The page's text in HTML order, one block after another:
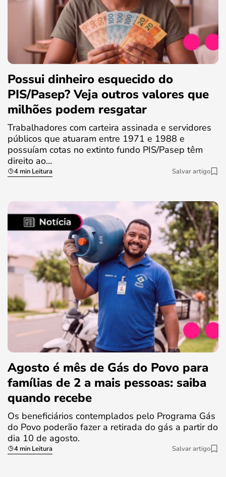
Possui dinheiro esquecido do
PIS/Pasep? Veja outros valores que
milhões podem resgatar
Trabalhadores com carteira assinada e servidores
públicos que atuaram entre 1971 e 1988 e
possuíam cotas no extinto fundo PIS/Pasep têm
direito ao…
4 min Leitura Salvar artigo
Agosto é mês de Gás do Povo para
famílias de 2 a mais pessoas: saiba
quando recebe
Os beneficiários contemplados pelo Programa Gás
do Povo poderão fazer a retirada do gás a partir do
dia 10 de agosto.
4 min Leitura Salvar artigo